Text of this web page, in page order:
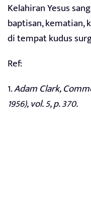
Kelahiran Yesus
baptisan, kematian,
di tempat kudus
Ref:
1.Adam Clark,
1956), vol. 5, p. 370.